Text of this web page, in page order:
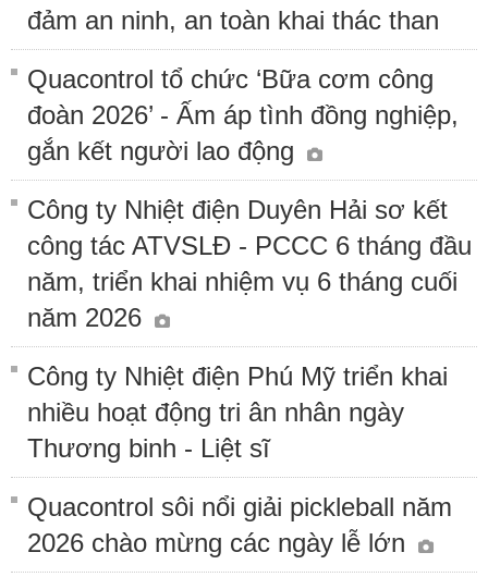
đảm an ninh, an toàn khai thác than
Quacontrol tổ chức ‘Bữa cơm công
đoàn 2026’ - Ấm áp tình đồng nghiệp,
gắn kết người lao động
Công ty Nhiệt điện Duyên Hải sơ kết
công tác ATVSLĐ - PCCC 6 tháng đầu
năm, triển khai nhiệm vụ 6 tháng cuối
năm 2026
Công ty Nhiệt điện Phú Mỹ triển khai
nhiều hoạt động tri ân nhân ngày
Thương binh - Liệt sĩ
Quacontrol sôi nổi giải pickleball năm
2026 chào mừng các ngày lễ lớn